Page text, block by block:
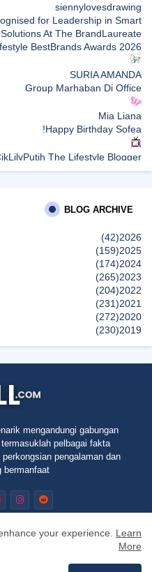
siennylovesdrawing
for Leadership in Smart
At The BrandLaureate
BestBrands Awards 2026
SURIA AMANDA
Group Marhaban Di Office
Mia Liana
Happy Birthday Sofea!
The Lifestyle Blogger
The Odyssey: Kobo’s Reading
Farhana Jafri
إظهار الكل
BLOG ARCHIVE
2026
(42)
2025
(159)
2024
(174)
2023
(265)
2022
(204)
2021
(231)
2020
(272)
2019
(230)
(45)
mengandungi gabungan
pelbagai fakta
pengalaman dan
bermanfaat.
Home
your experience. Learn
More